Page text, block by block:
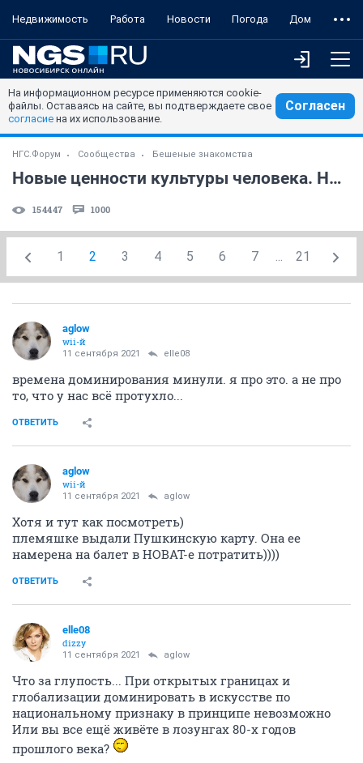
Недвижимость Работа Новости Погода Дом
На информационном ресурсе применяются cookie-
файлы. Оставаясь на сайте, вы подтверждаете свое
согласие на их использование.
Согласен
НГС.Форум Сообщества Бешеные знакомства
Новые ценности культуры человека. Нравственность.
154447 1000
1 2 3 4 5 6 7 ... 21
aglow
wii-й
11 сентября 2021 elle08
времена доминирования минули. я про это. а не про
то, что у нас всё протухло...
ОТВЕТИТЬ
aglow
wii-й
11 сентября 2021 aglow
Хотя и тут как посмотреть)
племяшке выдали Пушкинскую карту. Она ее
намерена на балет в НОВАТ-е потратить))))
ОТВЕТИТЬ
elle08
dizzy
11 сентября 2021 aglow
Что за глупость... При открытых границах и
глобализации доминировать в искусстве по
национальному признаку в принципе невозможно
Или вы все ещё живёте в лозунгах 80-х годов
прошлого века?